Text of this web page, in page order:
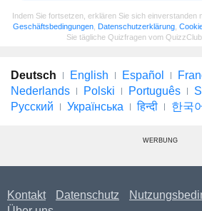
Indem Sie fortsetzen, erklären Sie sich einverstanden
Geschäftsbedingungen Datenschutzerklärung
Sie tägliche Quizfragen vom
Deutsch English Español
Nederlands
Polski Português
Русский
Українська हिन्दी 한국
WERBUNG
Kontakt Datenschutz